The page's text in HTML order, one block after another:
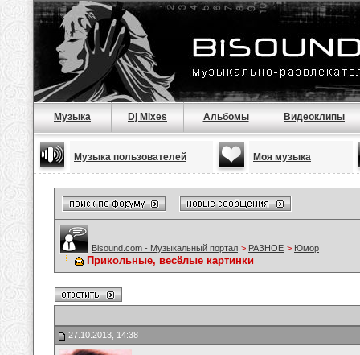
Музыка Dj Mixes Альбомы Видеоклипы
Музыка пользователей Моя музыка
Bisound.com - Музыкальный портал > РАЗНОЕ > Юмор
Прикольные, весёлые картинки
27.10.2013, 14:38